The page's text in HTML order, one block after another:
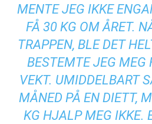
MENTE JEG IKKE
FÅ 30 KG OM ÅRET.
TRAPPEN, BLE DET
BESTEMTE JEG MEG
VEKT. UMIDDELBART
MÅNED PÅ EN DIETT,
KG HJALP MEG IKKE.